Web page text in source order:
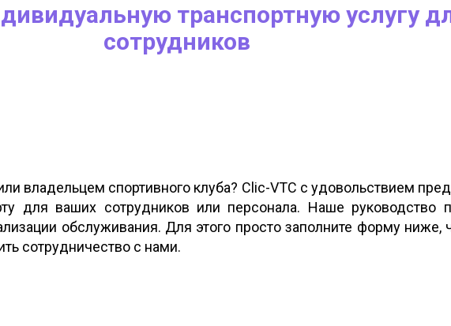
транспортную услугу
сотрудников
владельцем спортивного клуба? Clic-VTC с удовольствием
для ваших сотрудников или персонала. Наше руководство
обслуживания. Для этого просто заполните форму ниже,
сотрудничество с нами.